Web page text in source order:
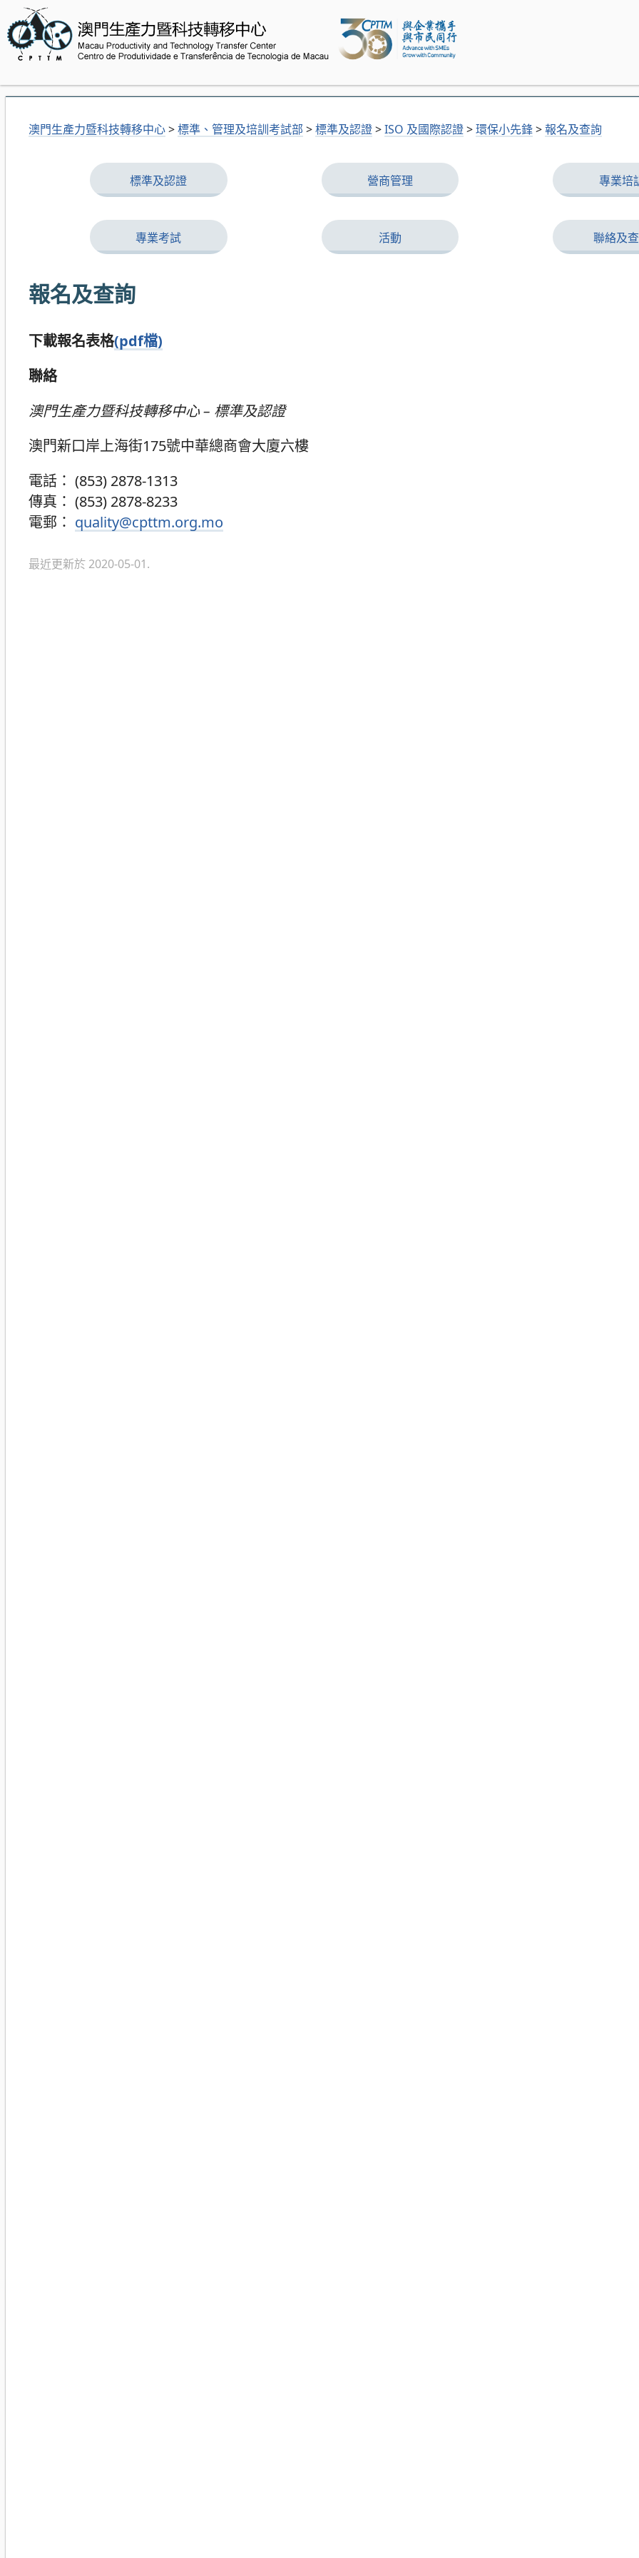
澳門生產力暨科技轉移中心>標準、管理及培訓考試部 >標準及認證>ISO 及國際認證>環保小先鋒>報名及查詢
標準及認證 營商管理 專業培
專業考試 活動 聯絡及
報名及查詢
下載報名表格(pdf檔)
聯絡
澳門生產力暨科技轉移中心 – 標準及認證
澳門新口岸上海街175號中華總商會大廈六樓
電話： (853) 2878-1313
傳真： (853) 2878-8233
電郵： quality@cpttm.org.mo
最近更新於 2020-05-01.